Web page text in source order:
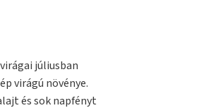
júliusban
virágú növénye.
és sok napfényt